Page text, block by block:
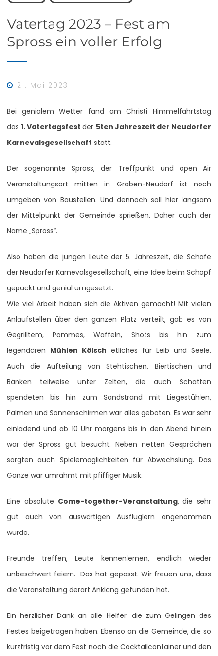
Vatertag 2023 – Fest am
Spross ein voller Erfolg
21. Mai 2023
Bei genialem Wetter fand am Christi Himmelfahrtstag
das1. Vatertagsfestder 5ten Jahreszeit der Neudorfer
Karnevalsgesellschaft statt.
Der sogenannte Spross, der Treffpunkt und open Air
Veranstaltungsort mitten in Graben-Neudorf ist noch
umgeben von Baustellen. Und dennoch soll hier langsam
der Mittelpunkt der Gemeinde sprießen. Daher auch der
Name „Spross“.
Also haben die jungen Leute der 5. Jahreszeit, die Schafe
der Neudorfer Karnevalsgesellschaft, eine Idee beim Schopf
gepackt und genial umgesetzt.
Wie viel Arbeit haben sich die Aktiven gemacht! Mit vielen
Anlaufstellen über den ganzen Platz verteilt, gab es von
Gegrilltem, Pommes, Waffeln, Shots bis hin zum
legendären Mühlen Kölsch etliches für Leib und Seele.
Auch die Aufteilung von Stehtischen, Biertischen und
Bänken teilweise unter Zelten, die auch Schatten
spendeten bis hin zum Sandstrand mit Liegestühlen,
Palmen und Sonnenschirmen war alles geboten. Es war sehr
einladend und ab 10 Uhr morgens bis in den Abend hinein
war der Spross gut besucht. Neben netten Gesprächen
sorgten auch Spielemöglichkeiten für Abwechslung. Das
Ganze war umrahmt mit pfiffiger Musik.
Eine absolute Come-together-Veranstaltung, die sehr
gut auch von auswärtigen Ausflüglern angenommen
wurde.
Freunde treffen, Leute kennenlernen, endlich wieder
unbeschwert feiern. Das hat gepasst. Wir freuen uns, dass
die Veranstaltung derart Anklang gefunden hat.
Ein herzlicher Dank an alle Helfer, die zum Gelingen des
Festes beigetragen haben. Ebenso an die Gemeinde, die so
kurzfristig vor dem Fest noch die Cocktailcontainer und den